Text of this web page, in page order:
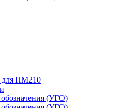
для ПМ210
(УГО)